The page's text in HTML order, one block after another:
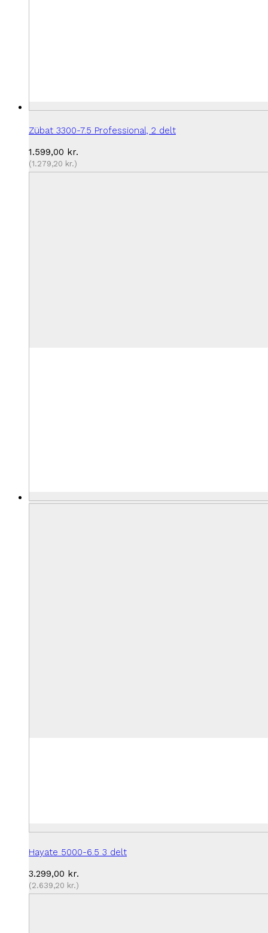
Zübat 3300-7.5 Professional, 2 delt
1.599,00 kr.
(1.279,20 kr.)
Hayate 5000-6.5 3 delt
3.299,00 kr.
(2.639,20 kr.)